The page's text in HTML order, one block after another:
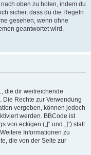
oben zu holen, indem du
sicher, dass du die Regeln
gesehen, wenn ohne
geantwortet wird.
die dir weitreichende
Die Rechte zur Verwendung
vergeben, können jedoch
werden. BBCode ist
eckigen („[“ und „]“) statt
Informationen zu
die von der Seite zur